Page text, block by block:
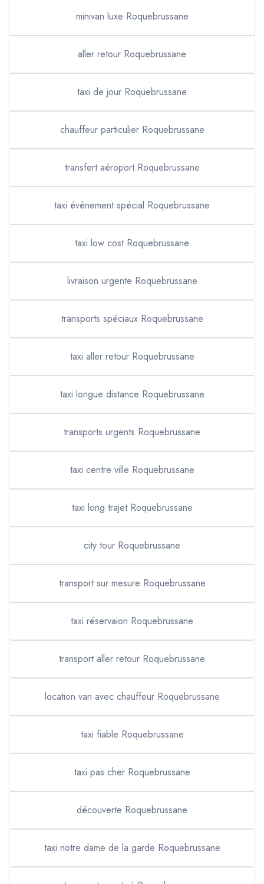
minivan luxe Roquebrussane
aller retour Roquebrussane
taxi de jour Roquebrussane
chauffeur particulier Roquebrussane
transfert aéroport Roquebrussane
taxi évènement spécial Roquebrussane
taxi low cost Roquebrussane
livraison urgente Roquebrussane
transports spéciaux Roquebrussane
taxi aller retour Roquebrussane
taxi longue distance Roquebrussane
transports urgents Roquebrussane
taxi centre ville Roquebrussane
taxi long trajet Roquebrussane
city tour Roquebrussane
transport sur mesure Roquebrussane
taxi réservaion Roquebrussane
transport aller retour Roquebrussane
location van avec chauffeur Roquebrussane
taxi fiable Roquebrussane
taxi pas cher Roquebrussane
découverte Roquebrussane
taxi notre dame de la garde Roquebrussane